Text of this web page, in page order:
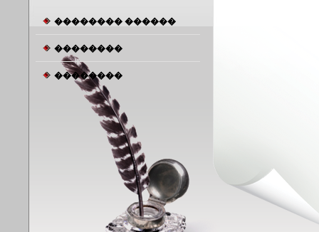
�������� ������
��������
��������